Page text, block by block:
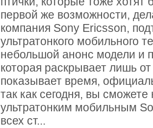
первой же возможности,
компания Sony Ericsson,
ультратонкого мобильного
небольшой анонс модели и
которая раскрывает лишь
показывает время,
так как сегодня, вы
ультратонким мобильным
всех ст...